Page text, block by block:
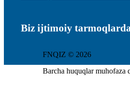
Biz ijtimoiy
FNQIZ © 2026
Barcha huquqlar muhofaza